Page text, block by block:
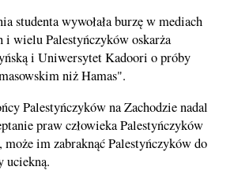
studenta wywołała burzę w mediach
i wielu Palestyńczyków oskarża
i Uniwersytet Kadoori o próby
niż Hamas".
Palestyńczyków na Zachodzie nadal
praw człowieka Palestyńczyków
im zabraknąć Palestyńczyków do
uciekną.